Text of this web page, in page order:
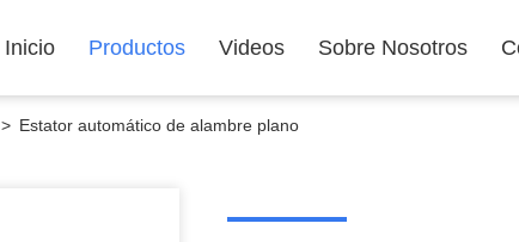
Inicio Productos Videos Sobre Nosotros
> Estator automático de alambre plano